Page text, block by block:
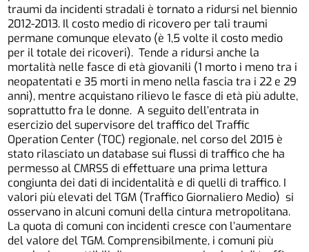
traumi da incidenti stradali è tornato a ridursi nel biennio
2012-2013. Il costo medio di ricovero per tali traumi
permane comunque elevato (è 1,5 volte il costo medio
per il totale dei ricoveri). Tende a ridursi anche la
mortalità nelle fasce di età giovanili (1 morto i meno tra i
neopatentati e 35 morti in meno nella fascia tra i 22 e 29
anni), mentre acquistano rilievo le fasce di età più adulte,
soprattutto fra le donne. A seguito dell’entrata in
esercizio del supervisore del traffico del Traffic
Operation Center (TOC) regionale, nel corso del 2015 è
stato rilasciato un database sui flussi di traffico che ha
permesso al CMRSS di effettuare una prima lettura
congiunta dei dati di incidentalità e di quelli di traffico. I
valori più elevati del TGM (Traffico Giornaliero Medio) si
osservano in alcuni comuni della cintura metropolitana.
La quota di comuni con incidenti cresce con l’aumentare
del valore del TGM. Comprensibilmente, i comuni più